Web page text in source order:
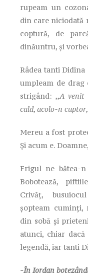
rupeam un
din care niciodată
coptură, de
dinăuntru, și
Râdea tanti
umpleam de drag
strigând: ,,A venit
cald, acolo-n
Mereu a fost
Și acum e.
Frigul ne bătea-
Bobotează,
Crivăț,
șopteam
din sobă și
atunci, chiar
legendă, iar tanti
-În Iordan